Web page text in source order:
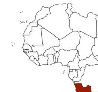
Primary
Sidebar